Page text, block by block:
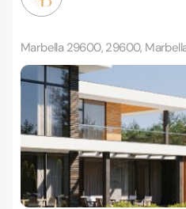
Marbella 29600, 29600,